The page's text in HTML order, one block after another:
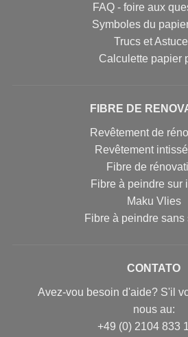
FAQ - foire aux
Symboles du
Trucs et
Calculette papier
FIBRE DE
Revêtement de
Revêtement
Fibre de
Fibre à peindre sur
Maku Vlies
Fibre à peindre sans
CONTATO
Avez-vou besoin d'aide? S'il
nous au:
+49 (0) 2104 833